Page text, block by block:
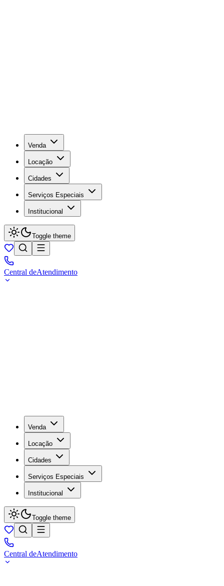
Venda
Locação
Cidades
Serviços Especiais
Institucional
Toggle theme
Central deAtendimento
Venda
Locação
Cidades
Serviços Especiais
Institucional
Toggle theme
Central deAtendimento